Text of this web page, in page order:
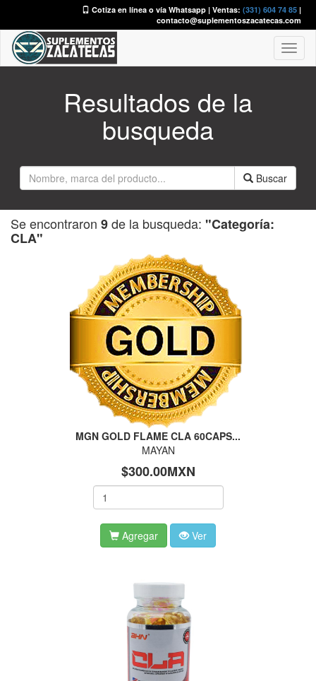
Cotiza en línea o vía Whatsapp | Ventas: (331) 604 74 85 |
contacto@suplementoszacatecas.com
Resultados de la
busqueda
Buscar
Se encontraron 9de la busqueda: "Categoría:
CLA"
MGN GOLD FLAME CLA 60CAPS...
MAYAN
$300.00MXN
Agregar Ver